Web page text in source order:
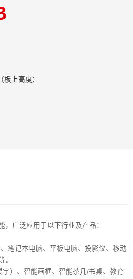
上高度）
，广泛应用于以下行业及产品：
笔记本电脑、平板电脑、投影仪、移动
。
宇）、智能画框、智能茶几/书桌、教育